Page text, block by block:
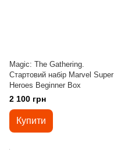
Magic: The Gathering.
Стартовий набір Marvel Super
Heroes Beginner Box
2 100 грн
Купити